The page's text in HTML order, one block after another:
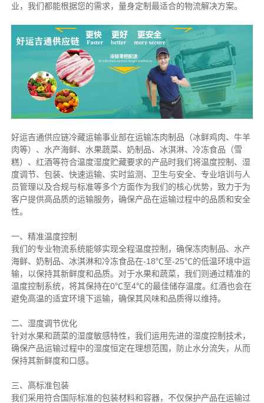
业，我们都能根据您的需求，量身定制最适合的物流解决方案。
好运吉通供应链冷藏运输事业部在运输冻肉制品（冰鲜鸡肉、牛羊
肉等）、水产海鲜、水果蔬菜、奶制品、冰淇淋、冷冻食品（雪
糕）、红酒等符合温度湿度贮藏要求的产品时我们将温度控制、湿
度调节、包装、快速运输、实时监测、卫生与安全、专业培训与人
员管理以及合规与标准等多个方面作为我们的核心优势，致力于为
客户提供高品质的运输服务，确保产品在运输过程中的品质和安全
性。
一、精准温度控制
我们的专业物流系统能够实现全程温度控制，确保冻肉制品、水产
海鲜、奶制品、冰淇淋和冷冻食品在-18℃至-25℃的低温环境中运
输，以保持其新鲜度和品质。对于水果和蔬菜，我们则通过精准的
温度控制系统，将其保持在0℃至4℃的最佳储存温度。红酒也会在
避免高温的适宜环境下运输，确保其风味和品质得以维持。
二、湿度调节优化
针对水果和蔬菜的湿度敏感特性，我们运用先进的湿度控制技术，
确保产品运输过程中的湿度恒定在理想范围，防止水分流失，从而
保持其新鲜度和口感。
三、高标准包装
我们采用符合国际标准的包装材料和容器，不仅保护产品在运输过